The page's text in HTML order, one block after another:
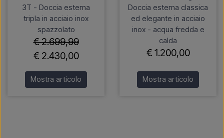
3T - Doccia esterna
tripla in acciaio inox
spazzolato
€ 2.699,99
€ 2.430,00
Mostra articolo
Doccia esterna classica
ed elegante in acciaio
inox - acqua fredda e
calda
€ 1.200,00
Mostra articolo